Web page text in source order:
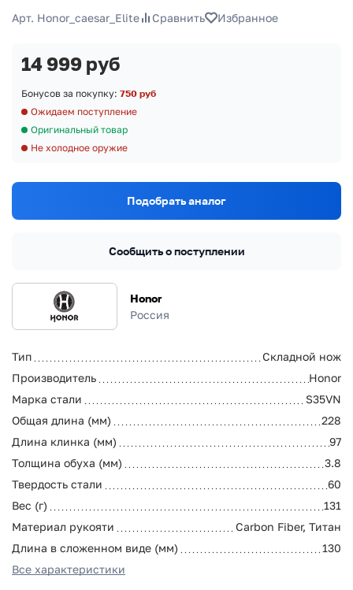
Арт. Honor_caesar_Elite Сравнить Избранное
Honor
Россия
Тип
Складной нож
Производитель
Honor
Марка стали
S35VN
Общая длина (мм)
228
Длина клинка (мм)
97
Толщина обуха (мм)
3.8
Твердость стали
60
Вес (г)
131
Материал рукояти
Carbon Fiber, Титан
Длина в сложенном виде (мм)
130
Все характеристики
14 999 руб
Бонусов за покупку: 750 руб
Ожидаем поступление
Оригинальный товар
Не холодное оружие
Подобрать аналог
Сообщить о поступлении